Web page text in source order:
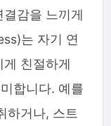
감을 느끼게
는 자기 연
친절하게
합니다. 예를
하거나, 스트